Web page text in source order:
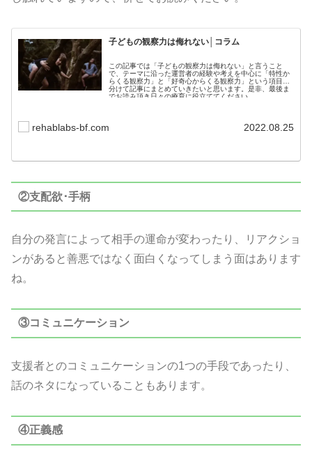
子どもの観察力は侮れない│コラム
この記事では「子どもの観察力は侮れない」と言うこと
で、テーマに沿った運営者の経験や考えを中心に「特性か
らくる観察力」と「好奇心からくる観察力」という項目に
分けて記事にまとめていきたいと思います。是非、最後ま
でお読み頂き日々の療育に役立ててください。
rehablabs-bf.com 2022.08.25
②支配欲･手柄
自分の発言によって相手の運命が変わったり、リアクショ
ンがあると善悪ではなく面白くなってしまう面はあります
ね。
③コミュニケーション
支援者とのコミュニケーションの1つの手段であったり、
話のネタになっていることもあります。
④正義感